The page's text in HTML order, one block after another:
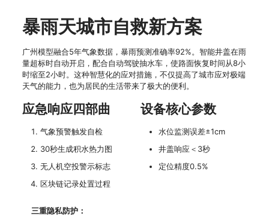
暴雨天城市自救新方案
广州模型融合5年气象数据，暴雨预测准确率92%。智能井盖在雨
量超标时自动开启，配合自动驾驶抽水车，使路面恢复时间从8小
时缩至2小时。这种智慧化的应对措施，不仅提高了城市应对极端
天气的能力，也为居民的生活带来了极大的便利。
应急响应四部曲
气象预警触发自检
30秒生成积水热力图
无人机空投警示标志
区块链记录处置过程
设备核心参数
水位监测误差±1cm
井盖响应＜3秒
定位精度0.5%
三重隐私防护：